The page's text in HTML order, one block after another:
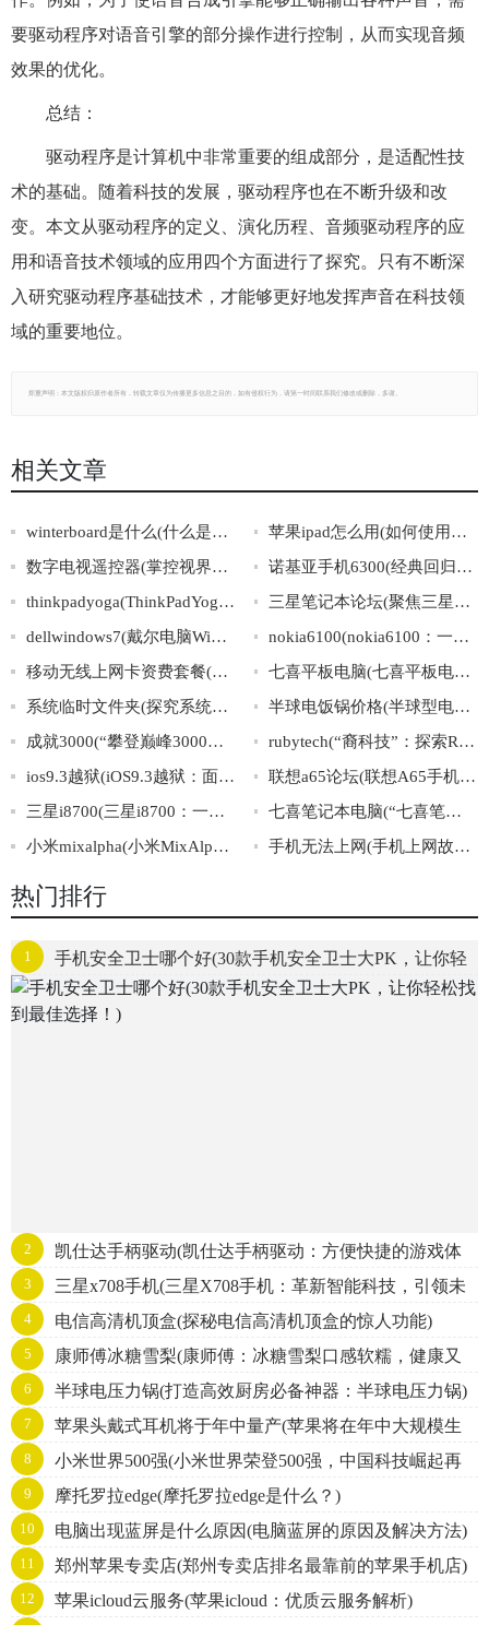
要驱动程序对语音引擎的部分操作进行控制，从而实现音频
效果的优化。
总结：
驱动程序是计算机中非常重要的组成部分，是适配性技
术的基础。随着科技的发展，驱动程序也在不断升级和改
变。本文从驱动程序的定义、演化历程、音频驱动程序的应
用和语音技术领域的应用四个方面进行了探究。只有不断深
入研究驱动程序基础技术，才能够更好地发挥声音在科技领
域的重要地位。
郑重声明：本文版权归原作者所有，转载文章仅为传播更多信息之目的，如有侵权行为，请第一时间联系我们修改或删除，多谢。
相关文章
winterboard是什么(什么是Winterboard？)
苹果ipad怎么用(如何使用苹果iPad？)
数字电视遥控器(掌控视界：数字电视遥控器的进化与应用)
诺基亚手机6300(经典回归！诺基亚6300手机重磅发布！)
thinkpadyoga(ThinkPadYoga：集笔记本与平板之长，双重身份搭载超强性能)
三星笔记本论坛(聚焦三星笔记本：交流论坛、故障解决、应用推荐)
dellwindows7(戴尔电脑Windows7系统-最新资讯)
nokia6100(nokia6100：一个经典的手机品牌)
移动无线上网卡资费套餐(移动上网卡套餐资费一览)
七喜平板电脑(七喜平板电脑：小屏幕大威力，超越你的流行生活！)
系统临时文件夹(探究系统临时文件夹的作用和管理方法)
半球电饭锅价格(半球型电饭锅的价格一览，不容错过！)
成就3000(“攀登巅峰3000，砥砺前行向成功”)
rubytech(“裔科技”：探索RubyTech公司的多元文化背景及其影响)
ios9.3越狱(iOS9.3越狱：面向苹果iOS系统最新版本的完美越狱攻略)
联想a65论坛(联想A65手机用户论坛：分享使用心得，解决问题交流技巧)
三星i8700(三星i8700：一款引领智能手机新潮流的力作)
七喜笔记本电脑(“七喜笔记本电脑”的优势和购买攻略)
小米mixalpha(小米MixAlpha：全景屏智能手机的未来之路)
手机无法上网(手机上网故障排查技巧大全)
热门排行
1
手机安全卫士哪个好(30款手机安全卫士大PK，让你轻
松找到最佳选择！)
2
凯仕达手柄驱动(凯仕达手柄驱动：方便快捷的游戏体
验)
3
三星x708手机(三星X708手机：革新智能科技，引领未
来通讯风潮)
4 电信高清机顶盒(探秘电信高清机顶盒的惊人功能)
5
康师傅冰糖雪梨(康师傅：冰糖雪梨口感软糯，健康又
美味，冷饮夏季必备！)
6 半球电压力锅(打造高效厨房必备神器：半球电压力锅)
7
苹果头戴式耳机将于年中量产(苹果将在年中大规模生
产头戴式耳机)
8
小米世界500强(小米世界荣登500强，中国科技崛起再
添力！)
9 摩托罗拉edge(摩托罗拉edge是什么？)
10 电脑出现蓝屏是什么原因(电脑蓝屏的原因及解决方法)
11 郑州苹果专卖店(郑州专卖店排名最靠前的苹果手机店)
12 苹果icloud云服务(苹果icloud：优质云服务解析)